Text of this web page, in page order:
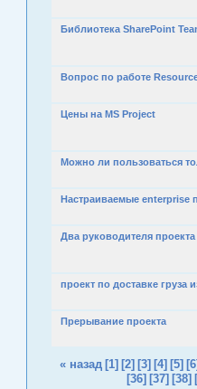
Библиотека SharePoint
Вопрос по работе
Цены на MS Project
Можно ли пользоваться
Настраиваемые enterprise
Два руководителя
проект по доставке груза
Прерывание проекта
« назад [1] [2] [3] [4] [5] [6]
[36] [37] [38]